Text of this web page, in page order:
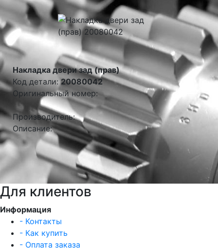
Накладка двери зад (прав)
Код детали:20080042
Оригинальный номер:
Производитель:
Описание:
Для клиентов
Информация
- Контакты
- Как купить
- Оплата заказа